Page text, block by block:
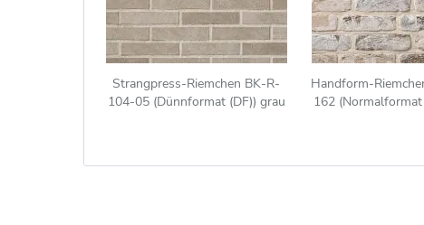
Strangpress-Riemchen BK-R-
104-05 (Dünnformat (DF)) grau
Handform-
162